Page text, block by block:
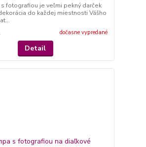
fotografiou je veľmi pekný darček
do každej miestnosti Vášho
dočasne vypredané
Detail